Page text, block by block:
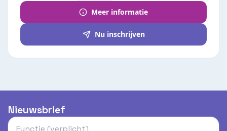
Meer informatie
Nu inschrijven
Nieuwsbrief